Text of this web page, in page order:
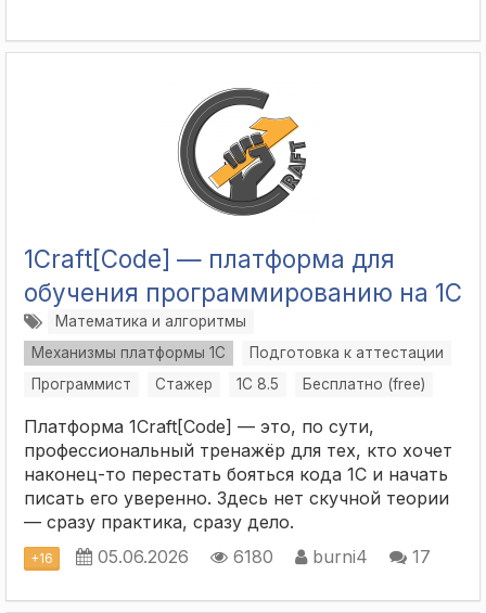
1Craft[Code] — платформа для
обучения программированию на 1С
Математика и алгоритмы
Механизмы платформы 1С
Подготовка к аттестации
Программист
Стажер 1С 8.5 Бесплатно (free)
Платформа 1Craft[Code] — это, по сути,
профессиональный тренажёр для тех, кто хочет
наконец-то перестать бояться кода 1С и начать
писать его уверенно. Здесь нет скучной теории
— сразу практика, сразу дело.
+16 05.06.2026 6180 burni4 17